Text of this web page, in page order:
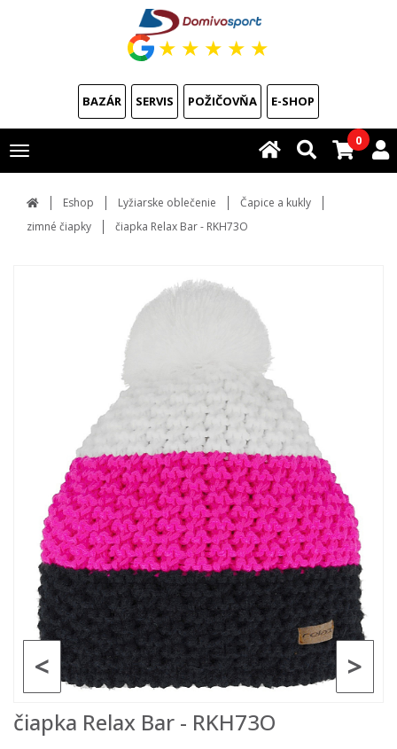
★ ★ ★ ★ ★
BAZÁR SERVIS POŽIČOVŇA E-SHOP
Toggle
navigation
0
Eshop Lyžiarske oblečenie
Čapice a kukly
zimné čiapky
čiapka Relax Bar - RKH73O
>
<
čiapka Relax Bar - RKH73O